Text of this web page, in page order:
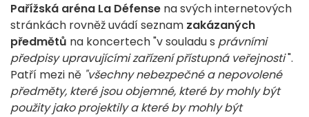
Pařížská aréna La Défense na svých internetových
stránkách rovněž uvádí seznam zakázaných
předmětů na koncertech "v souladu s právními
předpisy upravujícími zařízení přístupná veřejnosti".
Patří mezi ně "všechny nebezpečné a nepovolené
předměty, které jsou objemné, které by mohly být
použity jako projektily a které by mohly být